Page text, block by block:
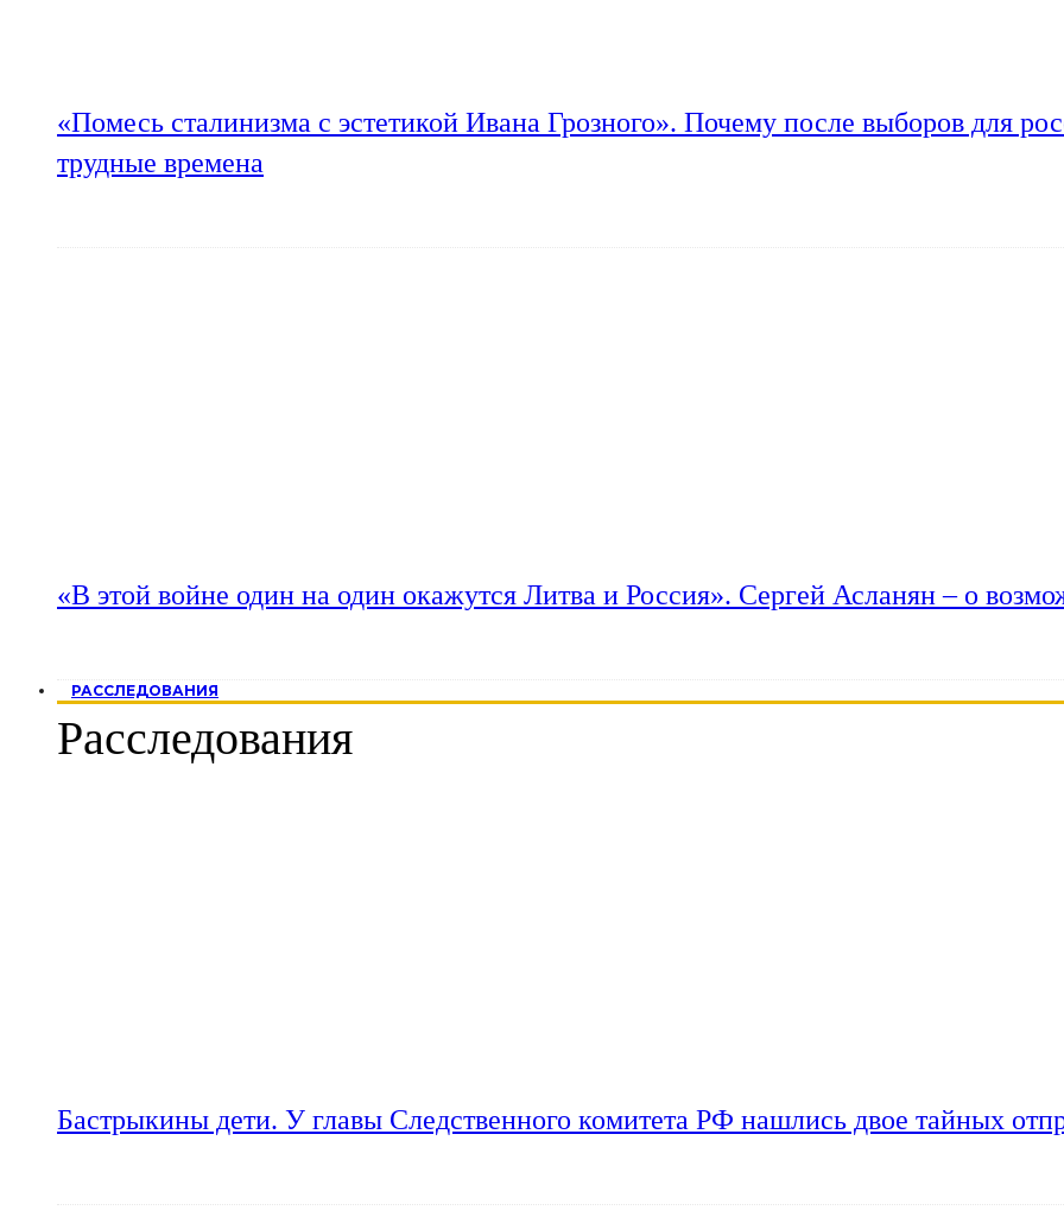
«Помесь сталинизма с эстетикой Ивана Грозного». Почему после выборов для
трудные времена
«В этой войне один на один окажутся Литва и Россия». Сергей Асланян – о
РАССЛЕДОВАНИЯ
Расследования
Бастрыкины дети. У главы Следственного комитета РФ нашлись двое тайных